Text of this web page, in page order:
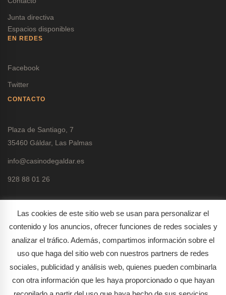
Junta directiva
Espacios disponibles
EN REDES
Facebook
Twitter
CONTACTO
Plaza de Santiago, 7
35460 Gáldar, Las Palmas
info@casinodegaldar.es
928 88 01 26
Política de protección de datos
Política de cookies
Las cookies de este sitio web se usan para personalizar el
contenido y los anuncios, ofrecer funciones de redes sociales y
analizar el tráfico. Además, compartimos información sobre el
uso que haga del sitio web con nuestros partners de redes
sociales, publicidad y análisis web, quienes pueden combinarla
con otra información que les haya proporcionado o que hayan